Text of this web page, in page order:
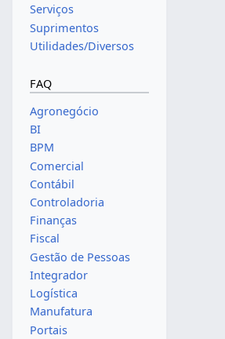
Serviços
Suprimentos
Utilidades/Diversos
FAQ
Agronegócio
BI
BPM
Comercial
Contábil
Controladoria
Finanças
Fiscal
Gestão de Pessoas
Integrador
Logística
Manufatura
Portais